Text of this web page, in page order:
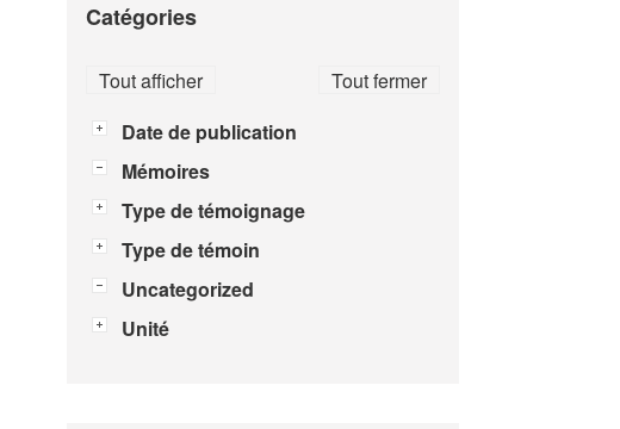
Catégories
Tout fermer
Tout afficher
Date de publication
Mémoires
Type de témoignage
Type de témoin
Uncategorized
Unité